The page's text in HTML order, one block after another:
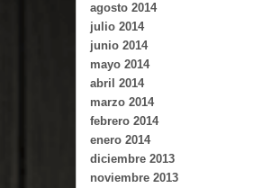
agosto 2014
julio 2014
junio 2014
mayo 2014
abril 2014
marzo 2014
febrero 2014
enero 2014
diciembre 2013
noviembre 2013